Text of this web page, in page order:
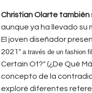
Christian Olarte también
aunque ya ha llevado su
El joven diseñador
2021" a través de un fashion
Certain Of?" (¿De Qué
concepto de la
exploré diferentes